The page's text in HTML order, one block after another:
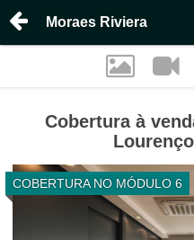
Moraes Riviera
Cobertura à
COBERTURA NO MÓDULO 6